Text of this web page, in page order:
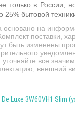
только в России,
25% бытовой
основано на
поставки,
быть изменены
уточняйте все
внешний
Luxe 3W60VH1 Slim